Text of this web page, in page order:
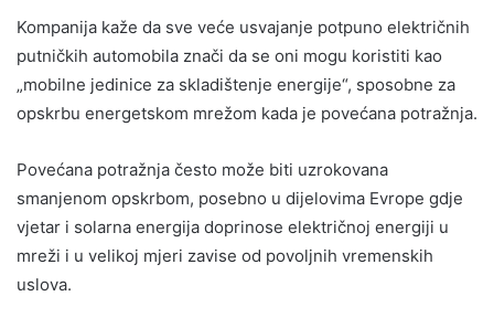
Kompanija kaže da sve veće usvajanje potpuno električnih
putničkih automobila znači da se oni mogu koristiti kao
„mobilne jedinice za skladištenje energije“, sposobne za
opskrbu energetskom mrežom kada je povećana potražnja.
Povećana potražnja često može biti uzrokovana
smanjenom opskrbom, posebno u dijelovima Evrope gdje
vjetar i solarna energija doprinose električnoj energiji u
mreži i u velikoj mjeri zavise od povoljnih vremenskih
uslova.